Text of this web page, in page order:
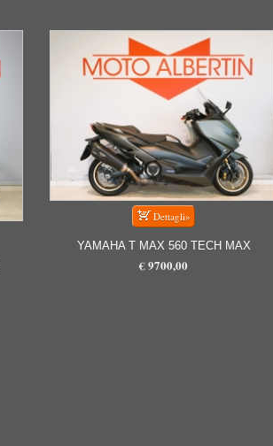
YAMAHA T MAX 560 TECH MAX
€ 9700,00